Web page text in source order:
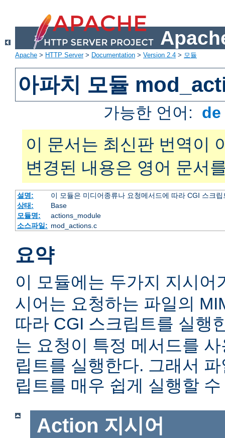
Apache > HTTP Server> Documentation > Version 2.4 > 모듈
아파치 모듈
가능한 언어:
이 문서는 최신판 번역이
변경된 내용은 영어 문서
설명:
이 모듈은 미디어종류나 요청메서드에 따라 CGI 스크
상태:
Base
모듈명:
actions_module
소스파일: mod_actions.c
요약
이 모듈에는 두가지 지시어
시어는 요청하는 파일의
따라 CGI 스크립트를 실행
는 요청이 특정 메서드를
립트를 실행한다. 그래서
립트를 매우 쉽게 실행할
Action 지시어